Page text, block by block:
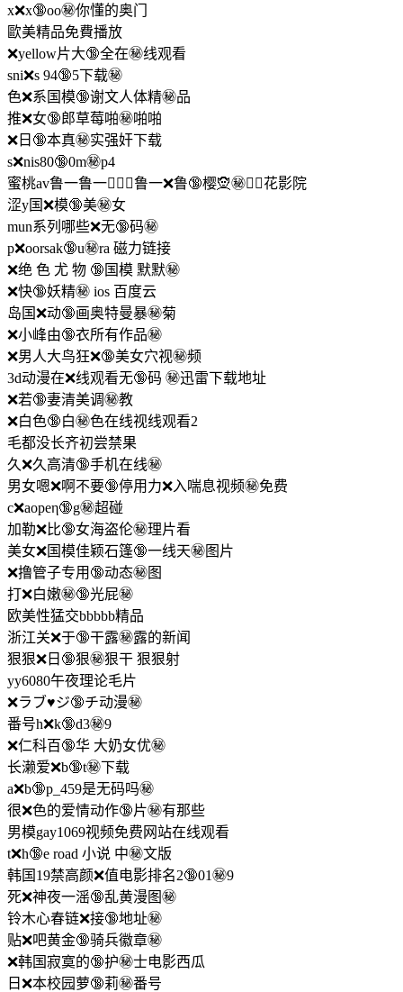
x❌x🔞oo㊙️你懂的奥门
歐美精品免費播放
❌yellow片大🔞全在㊙️线观看
sni❌s 94🔞5下载㊙️
色❌系国模🔞谢文人体精㊙️品
推❌女🔞郎草莓啪㊙️啪啪
❌日🔞本真㊙️实强奸下载
s❌nis80🔞0m㊙️p4
蜜桃av鲁一鲁一🚴🏾‍♀️鲁一❌鲁🔞樱🧝㊙️🏿‍♂花影院
涩y国❌模🔞美㊙️女
mun系列哪些❌无🔞码㊙️
p❌oorsak🔞u㊙️ra 磁力链接
❌绝 色 尤 物 🔞国模 默默㊙️
❌快🔞妖精㊙️ ios 百度云
岛国❌动🔞画奥特曼暴㊙️菊
❌小峰由🔞衣所有作品㊙️
❌男人大鸟狂❌🔞美女穴视㊙️频
3d动漫在❌线观看无🔞码 ㊙️迅雷下载地址
❌若🔞妻清美调㊙️教
❌白色🔞白㊙️色在线视线观看2
毛都没长齐初尝禁果
久❌久高清🔞手机在线㊙️
男女嗯❌啊不要🔞停用力❌入喘息视频㊙️免费
c❌aopeη🔞g㊙️超碰
加勒❌比🔞女海盗伦㊙️理片看
美女❌国模佳颖石篷🔞一线天㊙️图片
❌撸管子专用🔞动态㊙️图
打❌白嫩㊙️🔞光屁㊙️
欧美性猛交bbbbb精品
浙江关❌于🔞干露㊙️露的新闻
狠狠❌日🔞狠㊙️狠干 狠狠射
yy6080午夜理论毛片
❌ラブ♥ジ🔞チ动漫㊙️
番号h❌k🔞d3㊙️9
❌仁科百🔞华 大奶女优㊙️
长濑爱❌b🔞t㊙️下载
a❌b🔞p_459是无码吗㊙️
很❌色的爱情动作🔞片㊙️有那些
男模gay1069视频免费网站在线观看
t❌h🔞e road 小说 中㊙️文版
韩国19禁高颜❌值电影排名2🔞01㊙️9
死❌神夜一滛🔞乱黄漫图㊙️
铃木心春链❌接🔞地址㊙️
贴❌吧黄金🔞骑兵徽章㊙️
❌韩国寂寞的🔞护㊙️士电影西瓜
日❌本校园萝🔞莉㊙️番号